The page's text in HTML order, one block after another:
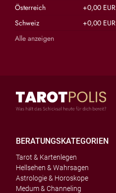
Österreich
+0,00 EUR
Schweiz
+0,00 EUR
Alle anzeigen
BERATUNGSKATEGORIEN
Tarot & Kartenlegen
Hellsehen & Wahrsagen
Astrologie & Horoskope
Medum & Channeling